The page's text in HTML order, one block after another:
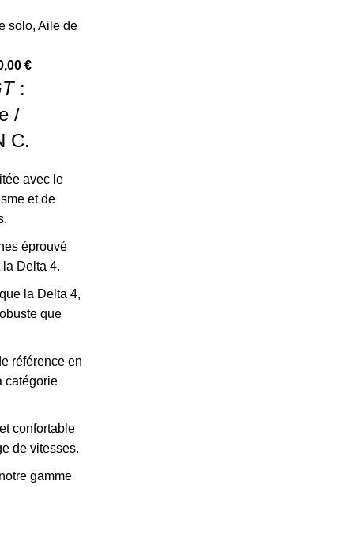
solo,Aile de
€
:
/
C.
avec le
et de
éprouvé
la Delta 4.
la Delta 4,
que
référence en
catégorie
confortable
de vitesses.
gamme